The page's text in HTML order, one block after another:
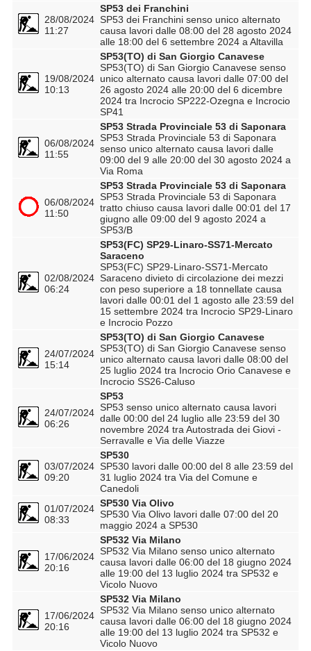
28/08/2024
11:27
SP53 dei Franchini
SP53 dei Franchini senso unico alternato
causa lavori dalle 08:00 del 28 agosto 2024
alle 18:00 del 6 settembre 2024 a Altavilla
19/08/2024
10:13
SP53(TO) di San Giorgio Canavese
SP53(TO) di San Giorgio Canavese senso
unico alternato causa lavori dalle 07:00 del
26 agosto 2024 alle 20:00 del 6 dicembre
2024 tra Incrocio SP222-Ozegna e Incrocio
SP41
06/08/2024
11:55
SP53 Strada Provinciale 53 di Saponara
SP53 Strada Provinciale 53 di Saponara
senso unico alternato causa lavori dalle
09:00 del 9 alle 20:00 del 30 agosto 2024 a
Via Roma
06/08/2024
11:50
SP53 Strada Provinciale 53 di Saponara
SP53 Strada Provinciale 53 di Saponara
tratto chiuso causa lavori dalle 00:01 del 17
giugno alle 09:00 del 9 agosto 2024 a
SP53/B
02/08/2024
06:24
SP53(FC) SP29-Linaro-SS71-Mercato
Saraceno
SP53(FC) SP29-Linaro-SS71-Mercato
Saraceno divieto di circolazione dei mezzi
con peso superiore a 18 tonnellate causa
lavori dalle 00:01 del 1 agosto alle 23:59 del
15 settembre 2024 tra Incrocio SP29-Linaro
e Incrocio Pozzo
24/07/2024
15:14
SP53(TO) di San Giorgio Canavese
SP53(TO) di San Giorgio Canavese senso
unico alternato causa lavori dalle 08:00 del
25 luglio 2024 tra Incrocio Orio Canavese e
Incrocio SS26-Caluso
24/07/2024
06:26
SP53
SP53 senso unico alternato causa lavori
dalle 00:00 del 24 luglio alle 23:59 del 30
novembre 2024 tra Autostrada dei Giovi -
Serravalle e Via delle Viazze
03/07/2024
09:20
SP530
SP530 lavori dalle 00:00 del 8 alle 23:59 del
31 luglio 2024 tra Via del Comune e
Canedoli
01/07/2024
08:33
SP530 Via Olivo
SP530 Via Olivo lavori dalle 07:00 del 20
maggio 2024 a SP530
17/06/2024
20:16
SP532 Via Milano
SP532 Via Milano senso unico alternato
causa lavori dalle 06:00 del 18 giugno 2024
alle 19:00 del 13 luglio 2024 tra SP532 e
Vicolo Nuovo
17/06/2024
20:16
SP532 Via Milano
SP532 Via Milano senso unico alternato
causa lavori dalle 06:00 del 18 giugno 2024
alle 19:00 del 13 luglio 2024 tra SP532 e
Vicolo Nuovo